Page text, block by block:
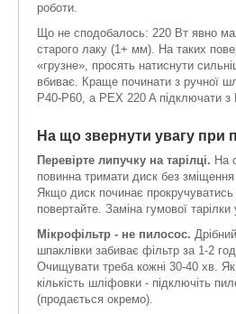
роботи.
Що не сподобалось: 220 Вт явно
старого лаку (1+ мм). На таких
«грузне», просять натиснути
вбиває. Краще починати з ручної
P40-P60, а PEX 220 A підключати з
На що звернути увагу при
Перевірте липучку на тарілці. На
повинна тримати диск без
Якщо диск починає
повертайте. Заміна гумової тарілки
Мікрофільтр - не пилосос.
шпаклівки забиває фільтр за 1-2
Очищувати треба кожні 30-40 хв.
кількість шліфовки - підключіть
(продається окремо).